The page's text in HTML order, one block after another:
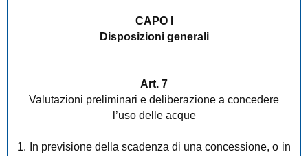
CAPO I
Disposizioni generali
Art. 7
Valutazioni preliminari e deliberazione a concedere
l’uso delle acque
1. In previsione della scadenza di una concessione, o in